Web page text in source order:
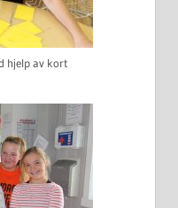
hjelp av kort